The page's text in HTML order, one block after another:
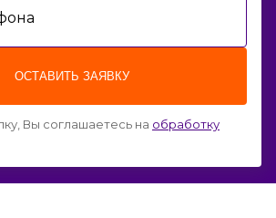
ОСТАВИТЬ ЗАЯВКУ
Вы соглашаетесь на обработку